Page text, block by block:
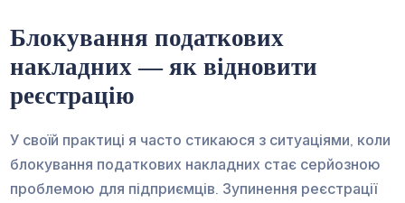
Блокування податкових
накладних — як відновити
реєстрацію
У своїй практиці я часто стикаюся з ситуаціями, коли
блокування податкових накладних стає серйозною
проблемою для підприємців. Зупинення реєстрації